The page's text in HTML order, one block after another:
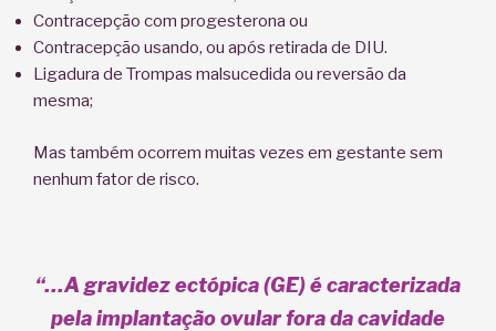
Contracepção com progesterona ou
Contracepção usando, ou após retirada de DIU.
Ligadura de Trompas malsucedida ou reversão da
mesma;
Mas também ocorrem muitas vezes em gestante sem
nenhum fator de risco.
“…A gravidez ectópica (GE) é caracterizada
pela implantação ovular fora da cavidade